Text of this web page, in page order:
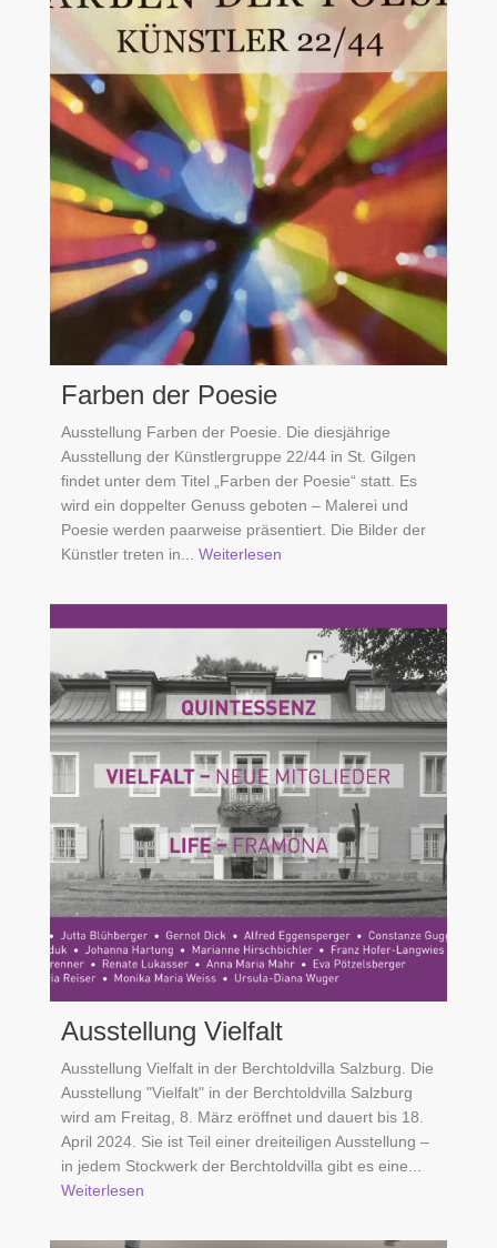
Farben der Poesie
Ausstellung Farben der Poesie. Die diesjährige
Ausstellung der Künstlergruppe 22/44 in St. Gilgen
findet unter dem Titel „Farben der Poesie“ statt. Es
wird ein doppelter Genuss geboten – Malerei und
Poesie werden paarweise präsentiert. Die Bilder der
Künstler treten in ... Weiterlesen
Ausstellung Vielfalt
Ausstellung Vielfalt in der Berchtoldvilla Salzburg. Die
Ausstellung "Vielfalt" in der Berchtoldvilla Salzburg
wird am Freitag, 8. März eröffnet und dauert bis 18.
April 2024. Sie ist Teil einer dreiteiligen Ausstellung –
in jedem Stockwerk der Berchtoldvilla gibt es eine
Weiterlesen